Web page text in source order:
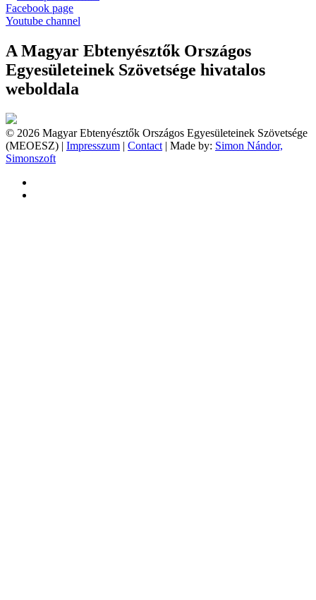
Facebook page
Youtube channel
A Magyar Ebtenyésztők Országos
Egyesületeinek Szövetsége hivatalos
weboldala
© 2026 Magyar Ebtenyésztők Országos Egyesületeinek Szövetsége
(MEOESZ) | Impresszum | Contact | Made by: Simon Nándor,
Simonszoft